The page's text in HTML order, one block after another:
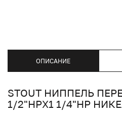
ОПИСАНИЕ
STOUT НИППЕЛЬ
1/2"НРX1 1/4"НР